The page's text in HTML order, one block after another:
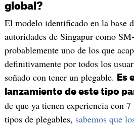
global?
El modelo identificado en la base
autoridades de Singapur como
probablemente uno de los que
definitivamente por todos los
soñado con tener un plegable.
Es
lanzamiento de este tipo
de que ya tienen experiencia con 7
tipos de plegables, sabemos que